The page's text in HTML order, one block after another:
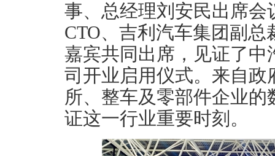
事、总经理刘安民出席
CTO、吉利汽车集团副
嘉宾共同出席，见证了
司开业启用仪式。来自
所、整车及零部件企业
证这一行业重要时刻。